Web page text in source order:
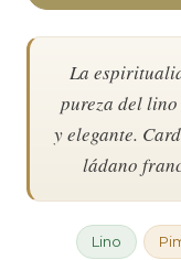
La
pureza del
y elegante.
ládano
Lino